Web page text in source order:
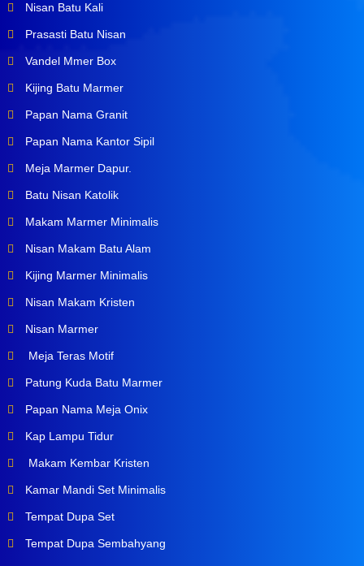
Nisan Batu Kali
Prasasti Batu Nisan
Vandel Mmer Box
Kijing Batu Marmer
Papan Nama Granit
Papan Nama Kantor Sipil
Meja Marmer Dapur.
Batu Nisan Katolik
Makam Marmer Minimalis
Nisan Makam Batu Alam
Kijing Marmer Minimalis
Nisan Makam Kristen
Nisan Marmer
Meja Teras Motif
Patung Kuda Batu Marmer
Papan Nama Meja Onix
Kap Lampu Tidur
Makam Kembar Kristen
Kamar Mandi Set Minimalis
Tempat Dupa Set
Tempat Dupa Sembahyang